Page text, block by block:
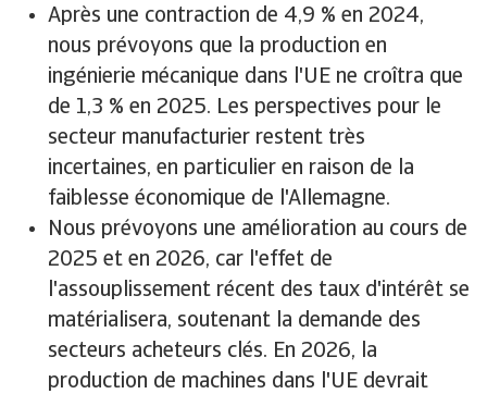
Après une contraction de 4,9 % en 2024,
nous prévoyons que la production en
ingénierie mécanique dans l'UE ne croîtra que
de 1,3 % en 2025. Les perspectives pour le
secteur manufacturier restent très
incertaines, en particulier en raison de la
faiblesse économique de l'Allemagne.
Nous prévoyons une amélioration au cours de
2025 et en 2026, car l'effet de
l'assouplissement récent des taux d'intérêt se
matérialisera, soutenant la demande des
secteurs acheteurs clés. En 2026, la
production de machines dans l'UE devrait